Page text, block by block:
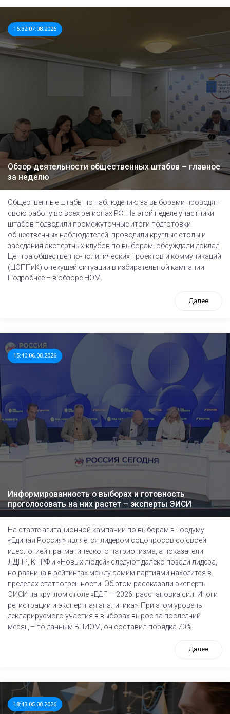
16:32 07.08.2026
Обзор деятельности общественных штабов – главное
за неделю
Общественные штабы по наблюдению за выборами проводят
свою работу во всех регионах РФ. На этой неделе участники
штабов подводили промежуточные итоги подготовки
общественных наблюдателей, проводили круглые столы и
заседания экспертных клубов по выборам, обсуждали доклад
Центра общественно-политических проектов и коммуникаций
(ЦОППиК) о текущей ситуации в избирательной кампании.
Подробнее – в обзоре НОМ.
Далее
15:40 06.08.2026
Информированность о выборах и готовность
проголосовать на них растет – эксперты ЭИСИ
На старте агитационной кампании по выборам в Госдуму
«Единая Россия» является лидером соцопросов со своей
идеологией прагматического патриотизма, а показатели
ЛДПР, КПРФ и «Новых людей» следуют далеко позади лидера,
но разница в рейтингах между самим партиями находится в
пределах статпогрешности. Об этом рассказали эксперты
ЭИСИ на круглом столе «ЕДГ — 2026: расстановка сил. Итоги
регистрации и экспертная аналитика». При этом уровень
декларируемого участия в выборах вырос за последний
месяц – по данным ВЦИОМ, он составил порядка 70%
Далее
18:43 05.08.2026